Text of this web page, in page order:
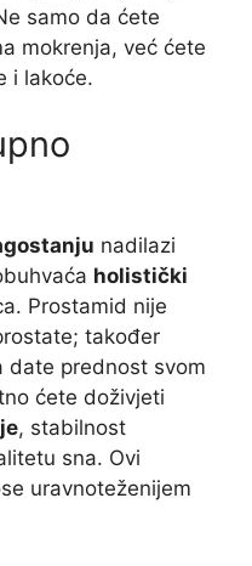
samo da ćete
mokrenja, već ćete
i lakoće.
nadilazi
holistički
Prostamid nije
također
date prednost svom
ćete doživjeti
, stabilnost
sna. Ovi
uravnoteženijem